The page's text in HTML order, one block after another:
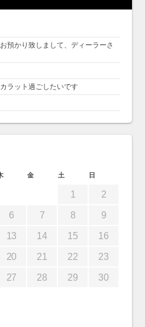
預かり致しまして、ディーラーさ
ラット過ごしたいです
金 土 日
1 2
6 7 8 9
13 14 15 16
20 21 22 23
27 28 29 30